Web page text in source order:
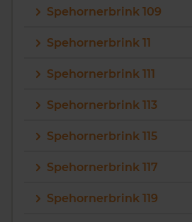
Maandag t/m vrijdag - 08:00 -18:00
Spehornerbrink 109
Spehornerbrink 11
Spehornerbrink 111
Spehornerbrink 113
Spehornerbrink 115
Spehornerbrink 117
Spehornerbrink 119